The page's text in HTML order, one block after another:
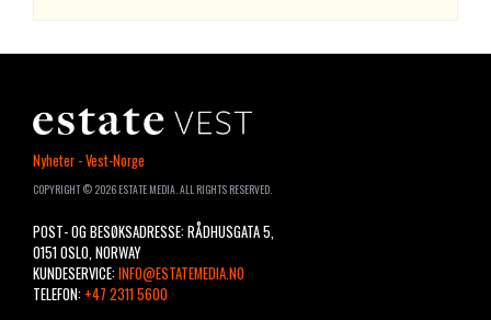
ESTATE
Nyheter - Vest-Norge
COPYRIGHT © 2026 ESTATE MEDIA. ALL RIGHTS RESERVED.
POST- OG BESØKSADRESSE: RÅDHUSGATA 5,
0151 OSLO, NORWAY
KUNDESERVICE: INFO@ESTATEMEDIA.NO
TELEFON: +47 2311 5600